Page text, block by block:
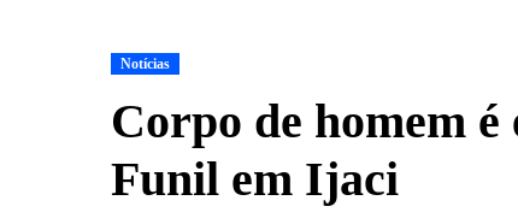
Notícias
Corpo de homem
Funil em Ijaci